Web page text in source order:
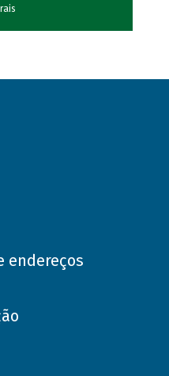
endereços